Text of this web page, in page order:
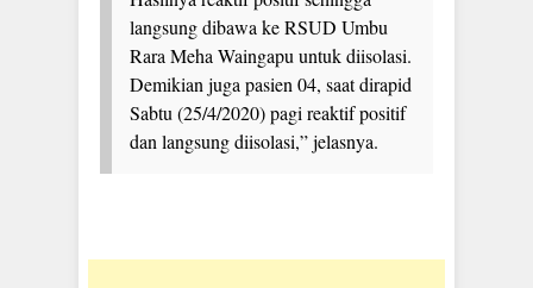
langsung dibawa ke RSUD Umbu
Rara Meha Waingapu untuk diisolasi.
Demikian juga pasien 04, saat dirapid
Sabtu (25/4/2020) pagi reaktif positif
dan langsung diisolasi,” jelasnya.